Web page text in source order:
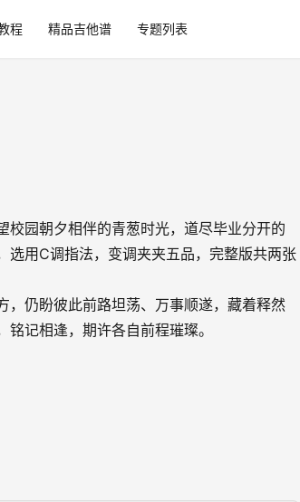
程 精品吉他谱 专题列表
校园朝夕相伴的青葱时光，道尽毕业分开的
选用C调指法，变调夹夹五品，完整版共两张
，仍盼彼此前路坦荡、万事顺遂，藏着释然
记相逢，期许各自前程璀璨。